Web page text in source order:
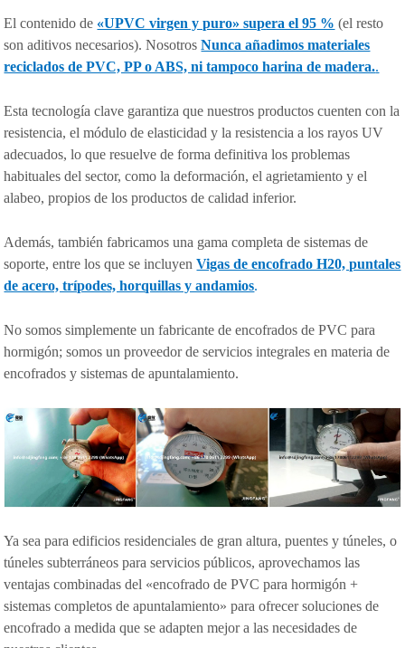
El contenido de «UPVC virgen y puro» supera el 95 % (el resto
son aditivos necesarios). NosotrosNunca añadimos materiales
reciclados de PVC, PP o ABS, ni tampoco harina de madera..
Esta tecnología clave garantiza que nuestros productos cuenten con la
resistencia, el módulo de elasticidad y la resistencia a los rayos UV
adecuados, lo que resuelve de forma definitiva los problemas
habituales del sector, como la deformación, el agrietamiento y el
alabeo, propios de los productos de calidad inferior.
Además, también fabricamos una gama completa de sistemas de
soporte, entre los que se incluyenVigas de encofrado H20, puntales
de acero, trípodes, horquillas y andamios.
No somos simplemente un fabricante de encofrados de PVC para
hormigón; somos un proveedor de servicios integrales en materia de
encofrados y sistemas de apuntalamiento.
Ya sea para edificios residenciales de gran altura, puentes y túneles, o
túneles subterráneos para servicios públicos, aprovechamos las
ventajas combinadas del «encofrado de PVC para hormigón +
sistemas completos de apuntalamiento» para ofrecer soluciones de
encofrado a medida que se adapten mejor a las necesidades de